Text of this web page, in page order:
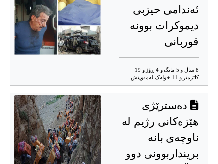
ئەندامی حیزبی
دیموکرات بوونە
قوربانی
8 ساڵ و 5 مانگ و 4 ڕۆژ و 19
کاتژمێر و 11 خوله‌ک له‌مه‌وپێش‌
دەسترێژی
هێزەکانی رژیم لە
ناوچەی بانە
برینداربوونی دوو